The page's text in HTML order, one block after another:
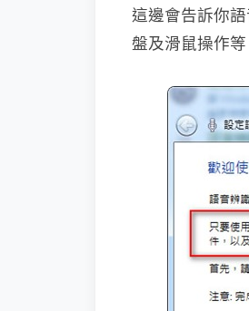
這邊會告訴你
盤及滑鼠操作等